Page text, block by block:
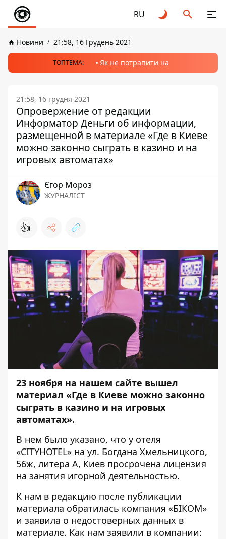
RU
Новини 21:58, 16 Грудень 2021
ТОПТЕМА: Як не потрапити на
21:58, 16 грудня 2021
Опровержение от редакции
Информатор Деньги об информации,
размещенной в материале «Где в Киеве
можно законно сыграть в казино и на
игровых автоматах»
Єгор Мороз
ЖУРНАЛІСТ
👍
23 ноября на нашем сайте вышел
материал «Где в Киеве можно законно
сыграть в казино и на игровых
автоматах».
В нем было указано, что у отеля
«CITYHOTEL» на ул. Богдана Хмельницкого,
56ж, литера А, Киев просрочена лицензия
на занятия игорной деятельностью.
К нам в редакцию после публикации
материала обратилась компания «БІКОМ»
и заявила о недостоверных данных в
материале. Как нам заявили в компании: